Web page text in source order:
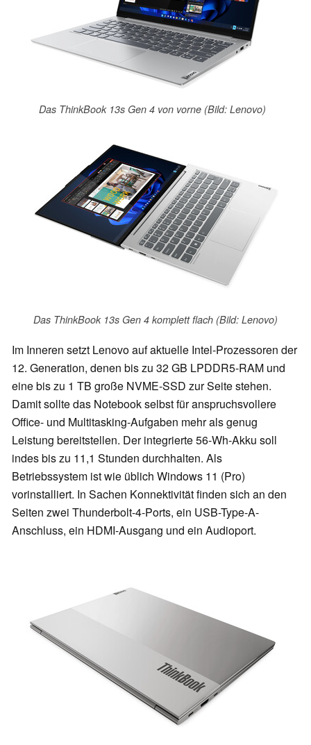
Das ThinkBook 13s Gen 4 von vorne (Bild: Lenovo)
Das ThinkBook 13s Gen 4 komplett flach (Bild: Lenovo)
Im Inneren setzt Lenovo auf aktuelle Intel-Prozessoren der
12. Generation, denen bis zu 32 GB LPDDR5-RAM und
eine bis zu 1 TB große NVME-SSD zur Seite stehen.
Damit sollte das Notebook selbst für anspruchsvollere
Office- und Multitasking-Aufgaben mehr als genug
Leistung bereitstellen. Der integrierte 56-Wh-Akku soll
indes bis zu 11,1 Stunden durchhalten. Als
Betriebssystem ist wie üblich Windows 11 (Pro)
vorinstalliert. In Sachen Konnektivität finden sich an den
Seiten zwei Thunderbolt-4-Ports, ein USB-Type-A-
Anschluss, ein HDMI-Ausgang und ein Audioport.